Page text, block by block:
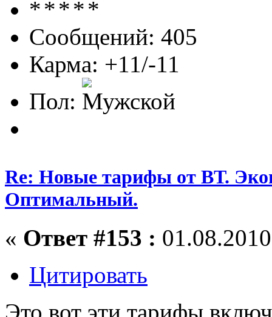
Сообщений: 405
Карма: +11/-11
Пол:
Re: Новые тарифы от ВТ.
Оптимальный.
« Ответ #153 :
Цитировать
Это вот эти тарифы